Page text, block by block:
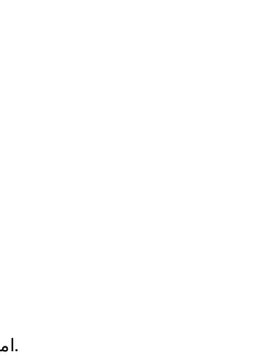
امام سجاد (علیه السلام) : همین که انسان بگه من نمی توانم شکر نعمت های خدا را به جا بیارَم خود، شکر است.